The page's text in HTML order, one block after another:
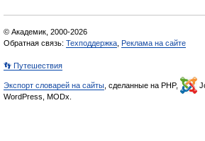
© Академик, 2000-2026
Обратная связь: Техподдержка Реклама на сайте
👣 Путешествия
Экспорт словарей на сайты , сделанные на PHP,
WordPress, MODx.